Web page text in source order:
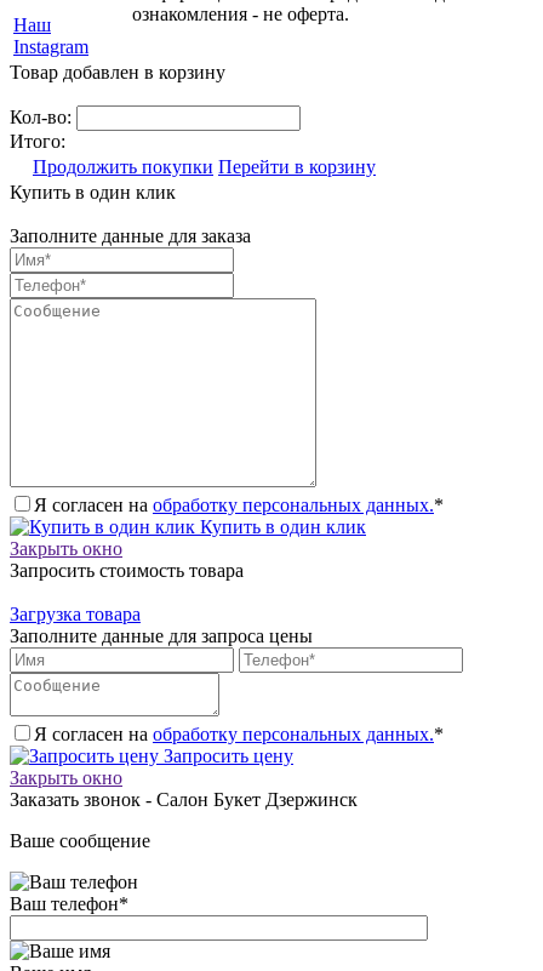
Наш
Instagram
ознакомления - не оферта.
Товар добавлен в корзину
Кол-во:
Итого:
Продолжить покупки Перейти в корзину
Купить в один клик
Заполните данные для заказа
Я согласен на обработку персональных данных.*
Купить в один клик
Закрыть окно
Запросить стоимость товара
Загрузка товара
Заполните данные для запроса цены
Я согласен на обработку персональных данных.*
Запросить цену
Закрыть окно
Заказать звонок - Салон Букет Дзержинск
Ваше сообщение
Ваш телефон*